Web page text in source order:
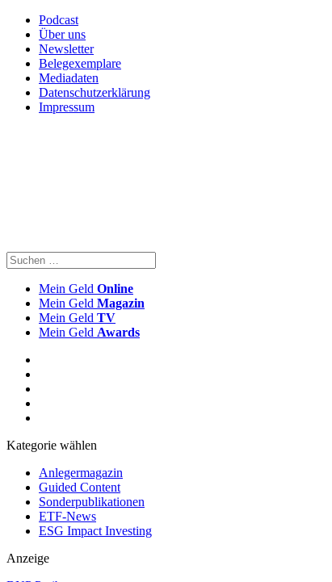
Podcast
Über uns
Newsletter
Belegexemplare
Mediadaten
Datenschutzerklärung
Impressum
Mein Geld Online
Mein Geld Magazin
Mein Geld TV
Mein Geld Awards
Kategorie wählen
Anlegermagazin
Guided Content
Sonderpublikationen
ETF-News
ESG Impact Investing
Anzeige